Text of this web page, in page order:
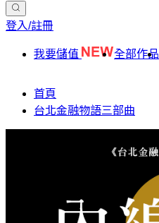
登入/註冊
我要儲值 全部作品
首頁
台北金融物語三部曲